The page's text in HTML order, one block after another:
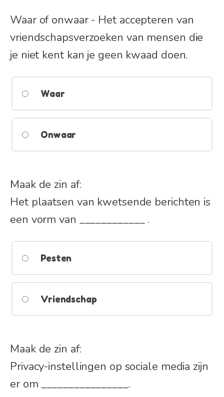
Waar of onwaar - Het accepteren van
vriendschapsverzoeken van mensen die
je niet kent kan je geen kwaad doen.
Waar
Onwaar
Maak de zin af:
Het plaatsen van kwetsende berichten is
een vorm van ____________ .
Pesten
Vriendschap
Maak de zin af:
Privacy-instellingen op sociale media zijn
er om ________________.